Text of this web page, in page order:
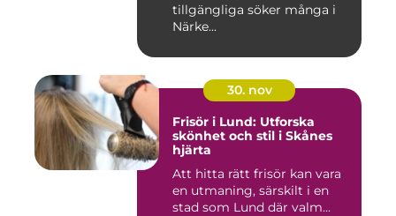
tillgängliga söker många i
Närke...
30. nov
Frisör i Lund: Utforska
skönhet och stil i Skånes
hjärta
Att hitta rätt frisör kan vara
en utmaning, särskilt i en
stad som Lund där valm...